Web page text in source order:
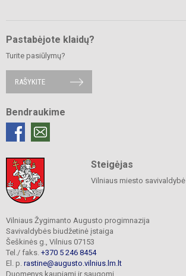
Pastabėjote klaidų?
Turite pasiūlymų?
RAŠYKITE
Bendraukime
Steigėjas
Vilniaus miesto savivaldybė
Vilniaus Žygimanto Augusto progimnazija
Savivaldybės biudžetinė įstaiga
Šeškinės g., Vilnius 07153
Tel./ faks. +370 5 246 8454
El. p. rastine@augusto.vilnius.lm.lt
Duomenys kaupiami ir saugomi